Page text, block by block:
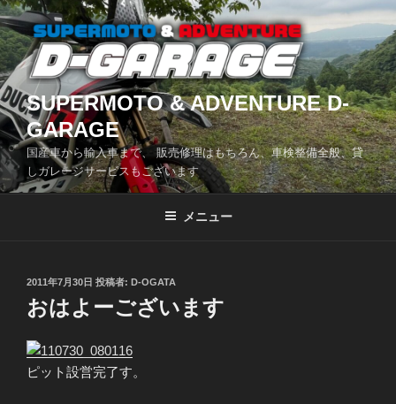
コ
ン
テ
ン
ツ
へ
ス
キ
ッ
SUPERMOTO & ADVENTURE D-
GARAGE
国産車から輸入車まで、 販売修理はもちろん、車検整備全般、貸
しガレージサービスもございます
メニュー
投
稿
日:
2011年7月30日 投稿者: D-OGATA
おはよーございます
ピット設営完了す。